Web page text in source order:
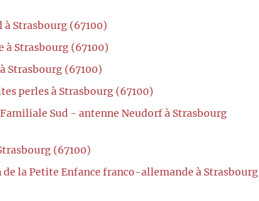
Strasbourg (67100)
Strasbourg (67100)
Strasbourg (67100)
perles à Strasbourg (67100)
Sud - antenne Neudorf à Strasbourg
(67100)
la Petite Enfance franco-allemande à Strasbourg